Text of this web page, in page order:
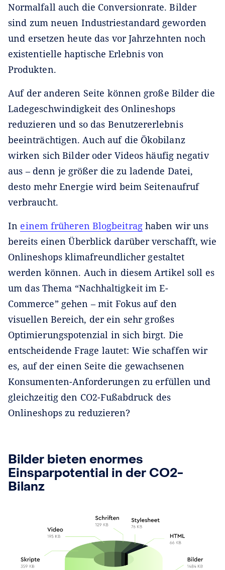
Normalfall auch die Conversionrate. Bilder
sind zum neuen Industriestandard geworden
und ersetzen heute das vor Jahrzehnten noch
existentielle haptische Erlebnis von
Produkten.
Auf der anderen Seite können große Bilder die
Ladegeschwindigkeit des Onlineshops
reduzieren und so das Benutzererlebnis
beeinträchtigen. Auch auf die Ökobilanz
wirken sich Bilder oder Videos häufig negativ
aus – denn je größer die zu ladende Datei,
desto mehr Energie wird beim Seitenaufruf
verbraucht.
In einem früheren Blogbeitraghaben wir uns
bereits einen Überblick darüber verschafft, wie
Onlineshops klimafreundlicher gestaltet
werden können. Auch in diesem Artikel soll es
um das Thema “Nachhaltigkeit im E-
Commerce” gehen – mit Fokus auf den
visuellen Bereich, der ein sehr großes
Optimierungspotenzial in sich birgt. Die
entscheidende Frage lautet: Wie schaffen wir
es, auf der einen Seite die gewachsenen
Konsumenten-Anforderungen zu erfüllen und
gleichzeitig den CO2-Fußabdruck des
Onlineshops zu reduzieren?
Bilder bieten enormes
Einsparpotential in der CO2-
Bilanz